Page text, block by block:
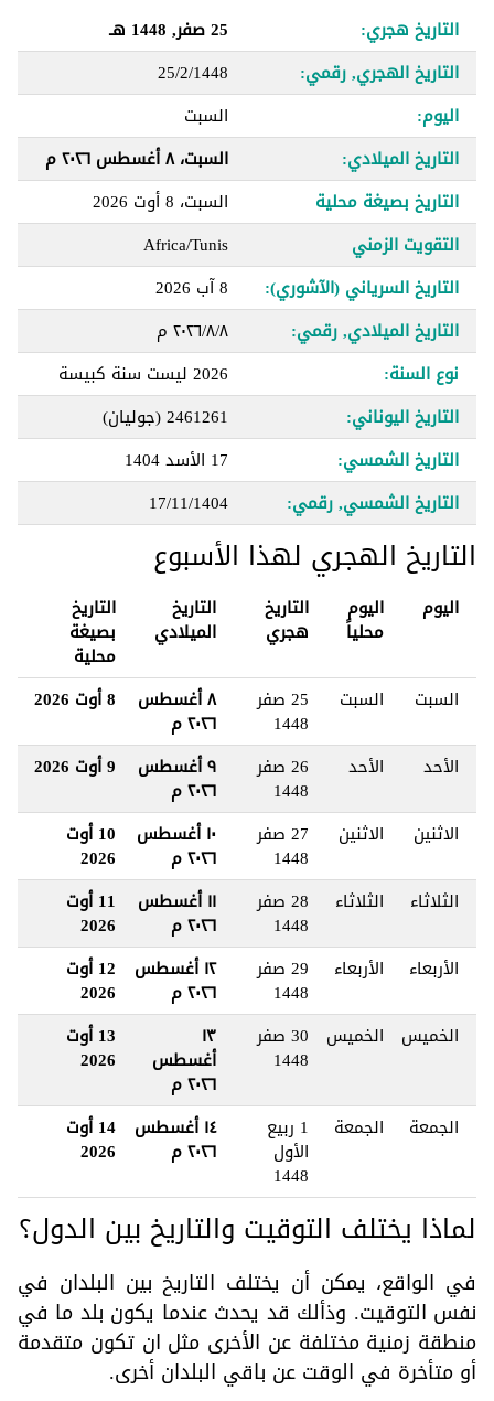
التاريخ هجري:
25 صفر, 1448 هـ
التاريخ الهجري, رقمي:
25/2/1448
اليوم:
السبت
التاريخ الميلادي:
السبت، ٨ أغسطس ٢٠٢٦ م
التاريخ بصيغة محلية
السبت، 8 أوت 2026
التقويت الزمني
Africa/Tunis
التاريخ السرياني (الآشوري):
8 آب 2026
التاريخ الميلادي, رقمي:
٨‏/٨‏/٢٠٢٦ م
نوع السنة:
2026 ليست سنة كبيسة
التاريخ اليوناني:
2461261 (جوليان)
التاريخ الشمسي:
17 الأسد 1404
التاريخ الشمسي, رقمي:
17/11/1404
التاريخ الهجري لهذا الأسبوع
اليوم اليوم
محلياً
التاريخ
هجري
التاريخ
الميلادي
التاريخ
بصيغة
محلية
السبت
السبت 25 صفر
1448
٨ أغسطس
٢٠٢٦ م
8 أوت 2026
الأحد الأحد 26 صفر
1448
٩ أغسطس
٢٠٢٦ م
9 أوت 2026
الاثنين الاثنين 27 صفر
1448
١٠ أغسطس
٢٠٢٦ م
10 أوت
2026
الثلاثاء
الثلاثاء 28 صفر
1448
١١ أغسطس
٢٠٢٦ م
11 أوت
2026
الأربعاء
الأربعاء 29 صفر
1448
١٢ أغسطس
٢٠٢٦ م
12 أوت
2026
الخميس
الخميس 30 صفر
1448
١٣
أغسطس
٢٠٢٦ م
13 أوت
2026
الجمعة الجمعة 1 ربيع
الأول
1448
١٤ أغسطس
٢٠٢٦ م
14 أوت
2026
لماذا يختلف التوقيت والتاريخ بين الدول؟
في الواقع، يمكن أن يختلف التاريخ بين البلدان في
نفس التوقيت. وذألك قد يحدث عندما يكون بلد ما في
منطقة زمنية مختلفة عن الأخرى مثل ان تكون متقدمة
أو متأخرة في الوقت عن باقي البلدان أخرى.